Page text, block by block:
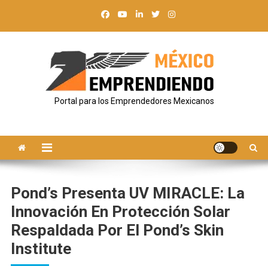
Portal para los Emprendedores Mexicanos
Pond’s Presenta UV MIRACLE: La
Innovación En Protección Solar
Respaldada Por El Pond’s Skin
Institute